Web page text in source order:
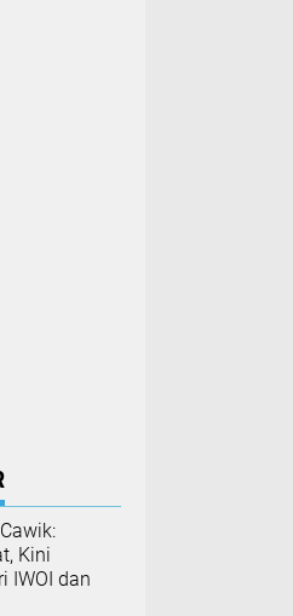
Kini
IWOI dan